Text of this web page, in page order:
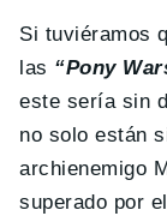
Si tuviéramos
las “Pony
este sería sin
no solo están
archienemigo
superado por